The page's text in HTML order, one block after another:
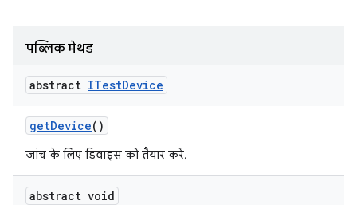
पब्लिक मेथड
abstract ITestDevice
getDevice()
जांच के लिए डिवाइस को तैयार करें.
abstract void